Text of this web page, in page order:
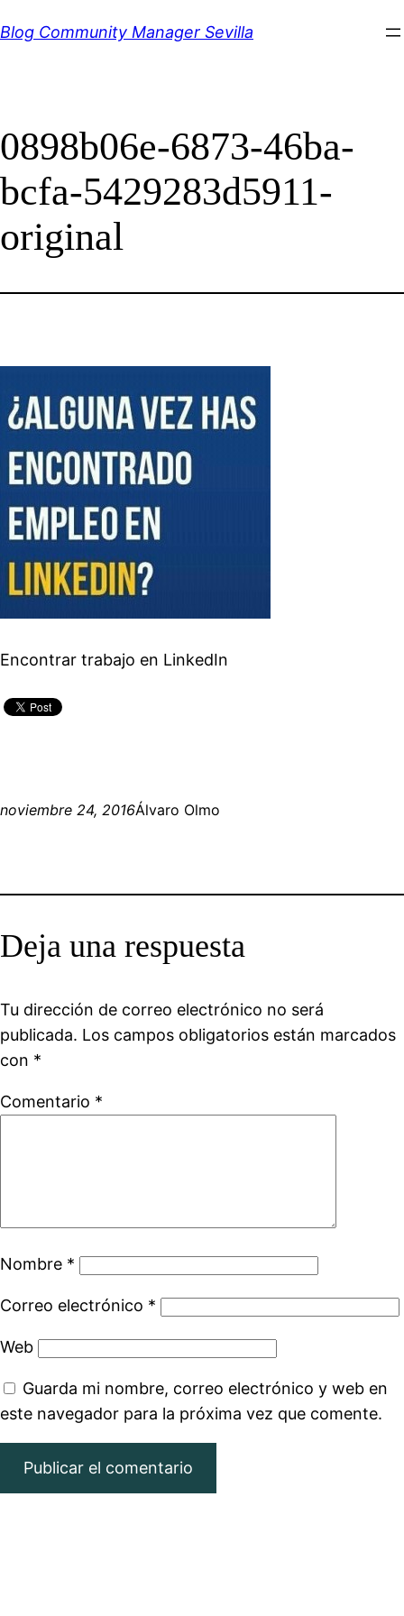
al
Blog Community Manager Sevilla
0898b06e-6873-46ba-
bcfa-5429283d5911-
original
Encontrar trabajo en LinkedIn
noviembre 24, 2016Álvaro Olmo
Deja una respuesta
Tu dirección de correo electrónico no será
publicada. Los campos obligatorios están marcados
con *
Comentario *
Nombre *
Correo electrónico *
Web
Guarda mi nombre, correo electrónico y web en
este navegador para la próxima vez que comente.